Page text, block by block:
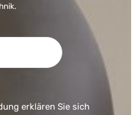
erklären Sie sich